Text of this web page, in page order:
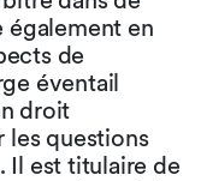
également en
de
éventail
droit
les questions
Il est titulaire de